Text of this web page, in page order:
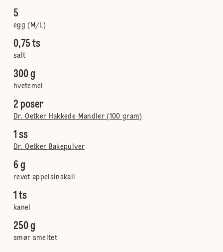
5
egg (M/L)
0,75 ts
salt
300 g
hvetemel
2 poser
Dr. Oetker Hakkede Mandler (100 gram)
1 ss
Dr. Oetker Bakepulver
6 g
revet appelsinskall
1 ts
kanel
250 g
smør smeltet